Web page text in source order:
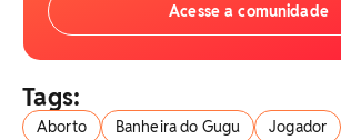
Acesse a comunidade
Tags:
Aborto Banheira do Gugu
Jogador